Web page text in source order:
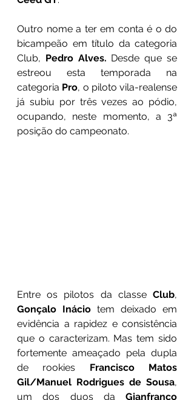
Outro nome a ter em conta é o do
bicampeão em título da categoria
Club, Pedro Alves. Desde que se
estreou esta temporada na
categoria Pro, o piloto vila-realense
já subiu por três vezes ao pódio,
ocupando, neste momento, a 3ª
posição do campeonato.
Entre os pilotos da classe Club
Gonçalo Inácio tem deixado em
evidência a rapidez e consistência
que o caracterizam. Mas tem sido
fortemente ameaçado pela dupla
de rookies Francisco Matos
Gil/Manuel Rodrigues de Sousa,
um dos duos da Gianfranco